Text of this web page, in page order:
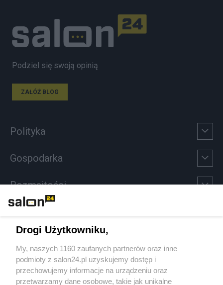
Podziel się swoją opinią
ZAŁÓŻ BLOG
Polityka
Gospodarka
Rozmaitości
Sport
Społeczeństwo
Drogi Użytkowniku,
My, naszych 1160 zaufanych partnerów oraz inne
podmioty z salon24.pl uzyskujemy dostęp i
przechowujemy informacje na urządzeniu oraz
przetwarzamy dane osobowe, takie jak unikalne